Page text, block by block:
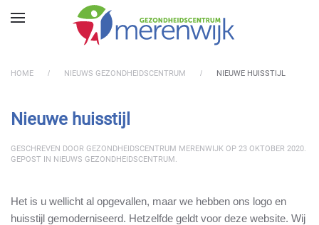
Skip to main content
HOME NIEUWS GEZONDHEIDSCENTRUM NIEUWE HUISSTIJL
Nieuwe huisstijl
GESCHREVEN DOOR GEZONDHEIDSCENTRUM MERENWIJK OP 23 OKTOBER 2020.
GEPOST IN NIEUWS GEZONDHEIDSCENTRUM.
Het is u wellicht al opgevallen, maar we hebben ons logo en
huisstijl gemoderniseerd. Hetzelfde geldt voor deze website. Wij